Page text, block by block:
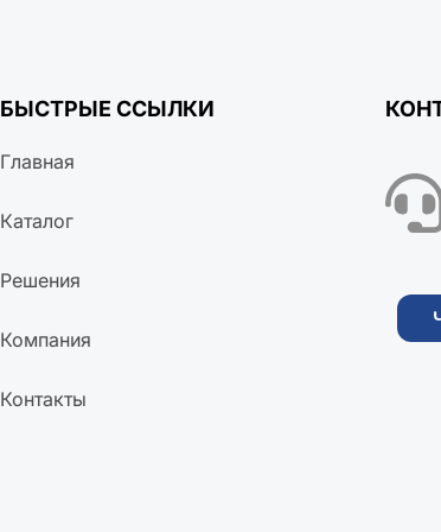
БЫСТРЫЕ ССЫЛКИ
Главная
Каталог
Решения
Компания
Контакты